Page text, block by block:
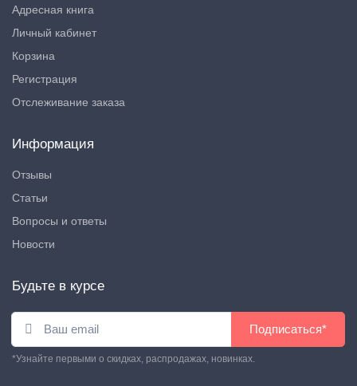
Адресная книга
Личный кабинет
Корзина
Регистрация
Отслеживание заказа
Информация
Отзывы
Статьи
Вопросы и ответы
Новости
Будьте в курсе
Подписаться*
*Узнайте первыми о скидках, распродажах, новинках.